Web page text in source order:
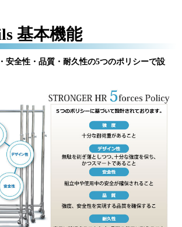
基本機能
安全性・品質・耐久性の5つのポリシーで設